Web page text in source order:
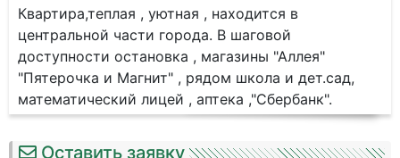
Квартира,теплая , уютная , находится в
центральной части города. В шаговой
доступности остановка , магазины "Аллея"
"Пятерочка и Магнит" , рядом школа и дет.сад,
математический лицей , аптека ,"Сбербанк".
Оставить заявку